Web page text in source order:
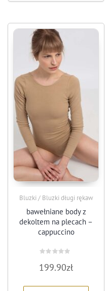
Bluzki / Bluzki długi rękaw
bawełniane body z
dekoltem na plecach –
cappuccino
0
na
199.90zł